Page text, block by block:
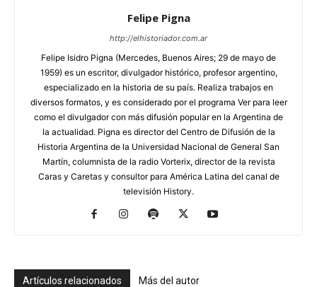
Felipe Pigna
http://elhistoriador.com.ar
Felipe Isidro Pigna (Mercedes, Buenos Aires; 29 de mayo de
1959) es un escritor, divulgador histórico, profesor argentino,
especializado en la historia de su país. Realiza trabajos en
diversos formatos, y es considerado por el programa Ver para leer
como el divulgador con más difusión popular en la Argentina de
la actualidad. Pigna es director del Centro de Difusión de la
Historia Argentina de la Universidad Nacional de General San
Martín, columnista de la radio Vorterix, director de la revista
Caras y Caretas y consultor para América Latina del canal de
televisión History.
Artículos relacionados Más del autor